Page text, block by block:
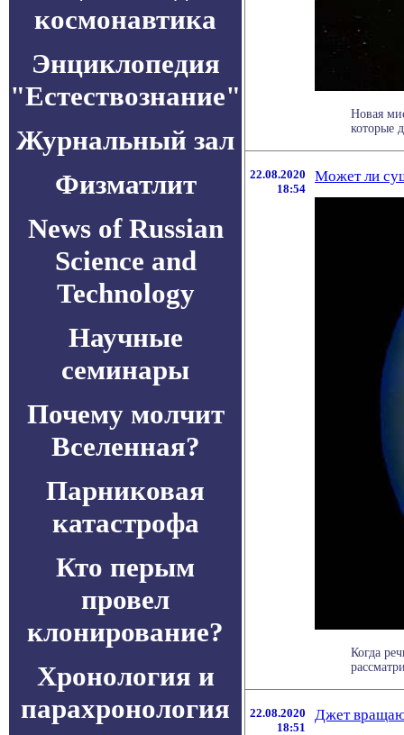
космонавтика
Энциклопедия
"Естествознание"
Журнальный зал
Физматлит
News of Russian
Science and
Technology
Научные
семинары
Почему молчит
Вселенная?
Парниковая
катастрофа
Кто перым
провел
клонирование?
Хронология и
парахронология
Новая
которые
22.08.2020
18:54
Может ли
Когда
22.08.2020
18:51
Джет